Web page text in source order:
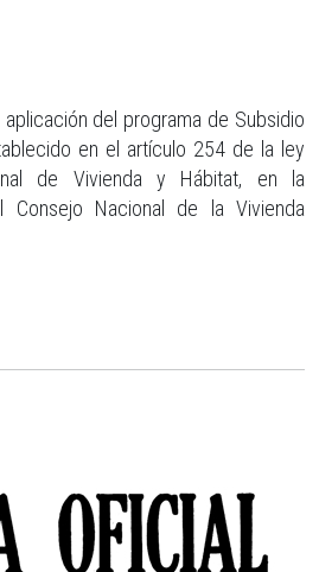
aplicación del programa de Subsidio
en el artículo 254 de la ley
de Vivienda y Hábitat, en la
Consejo Nacional de la Vivienda